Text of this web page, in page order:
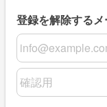
登録を解除する
登録を解除するメ
登録を解除するメ